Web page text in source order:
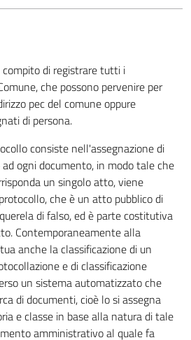
di registrare tutti i
che possono pervenire per
pec del comune oppure
di persona.
consiste nell'assegnazione di
ogni documento, in modo tale che
un singolo atto, viene
che è un atto pubblico di
di falso, ed è parte costitutiva
Contemporaneamente alla
anche la classificazione di un
e di classificazione
un sistema automatizzato che
di documenti, cioè lo si assegna
e classe in base alla natura di tale
amministrativo al quale fa